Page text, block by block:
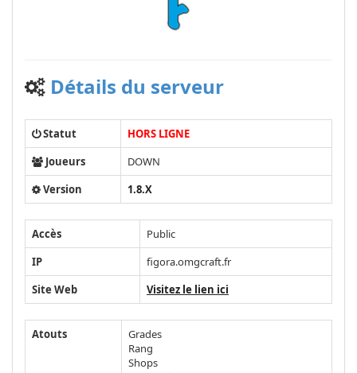
Détails du serveur
Statut
HORS LIGNE
Joueurs
DOWN
Version
1.8.X
Accès
Public
IP
figora.omgcraft.fr
Site Web
Visitez le lien ici
Atouts
Grades
Rang
Shops